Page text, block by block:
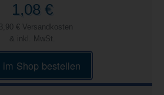
1,08 €
€ Versandkosten
& inkl. MwSt.
im Shop bestellen